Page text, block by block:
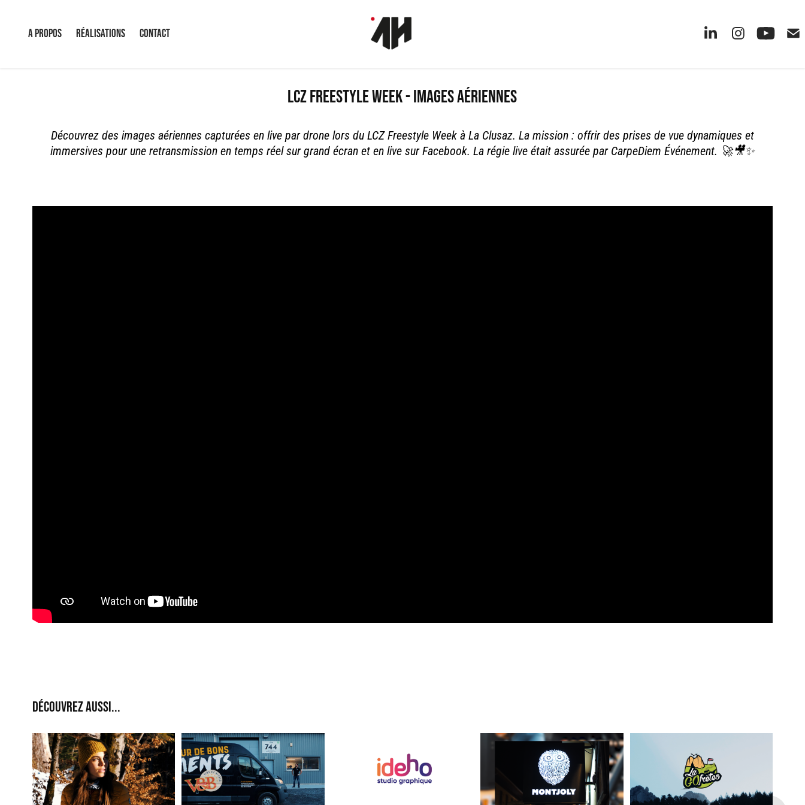
A propos Réalisations Contact
LCZ Freestyle Week - Images aériennes
Découvrez des images aériennes capturées en live par drone lors du LCZ Freestyle Week à La Clusaz. La mission : offrir des prises de vue dynamiques et
immersives pour une retransmission en temps réel sur grand écran et en live sur Facebook. La régie live était assurée par CarpeDiem Événement. 🚀🎥✨
Découvrez aussi...
Balade au Lac Vert |
Lifestyle
Collab' entre Brasserie
744 et V&B
Ideho | Animation de logo
Inauguration de Montjoly
Opticiens
Go Frêtes | Compétition de
Hike & Fly